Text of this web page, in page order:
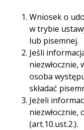
Wniosek o
w trybie
lub pisemnej.
Jeśli
osoba
składać
Jeżeli
(art.10.ust.2.).